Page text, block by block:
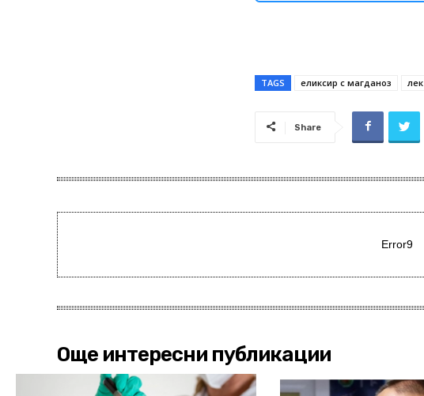
TAGS еликсир с магданоз лек
Share
Error9
Още интересни публикации